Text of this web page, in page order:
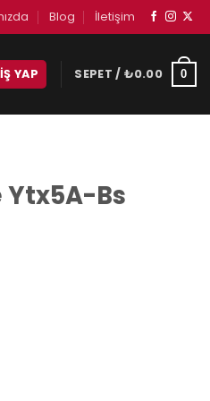
Blog İletişim
YAP SEPET / ₺0.00 0
Ytx5A-Bs